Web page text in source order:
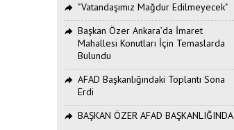
"Vatandaşımız Mağdur Edilmeyecek"
Başkan Özer Ankara’da İmaret
Mahallesi Konutları İçin Temaslarda
Bulundu
AFAD Başkanlığındaki Toplantı Sona
Erdi
BAŞKAN ÖZER AFAD BAŞKANLIĞINDA